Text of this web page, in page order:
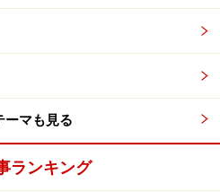
なら、まずは入れておきたい
る機能はありません。また、
を直接書き換える機能も用意
ります。
ーマも見る
ランキング